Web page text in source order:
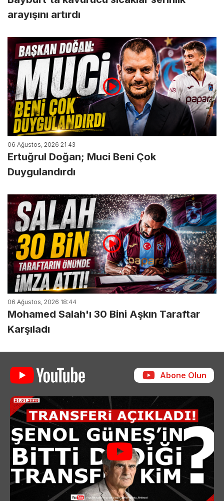
arayışını artırdı
06 Ağustos, 2026 21:43
Ertuğrul Doğan; Muci Beni Çok
Duygulandırdı
06 Ağustos, 2026 18:44
Mohamed Salah'ı 30 Bini Aşkın Taraftar
Karşıladı
Abone Olun